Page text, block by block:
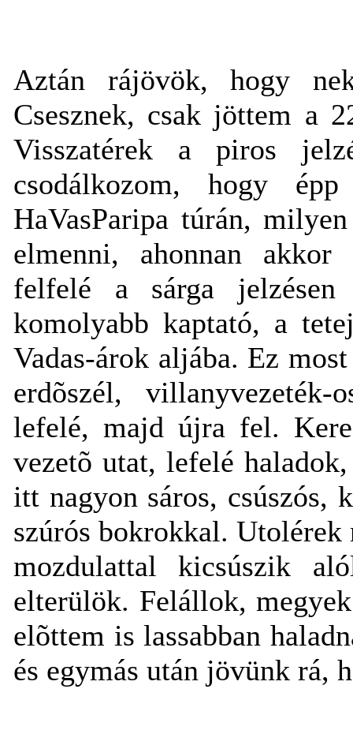
Aztán rájövök, hogy
Csesznek, csak jöttem a
Visszatérek a piros
csodálkozom, hogy
HaVasParipa túrán,
elmenni, ahonnan akkor
felfelé a sárga
komolyabb kaptató, a
Vadas-árok aljába. Ez
erdõszél,
lefelé, majd újra fel.
vezetõ utat, lefelé
itt nagyon sáros, csúszós,
szúrós bokrokkal. Utolérek
mozdulattal kicsúszik
elterülök. Felállok,
elõttem is lassabban
és egymás után jövünk rá,